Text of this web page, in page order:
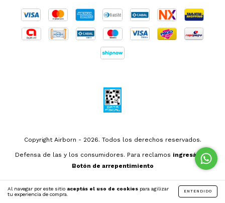
Al navegar por este sitio aceptás el uso de cookies para agilizar
tu experiencia de compra.
ENTENDIDO
Copyright Airborn - 2026. Todos los derechos reservados.
Defensa de las y los consumidores. Para reclamos ingresá acá.
Botón de arrepentimiento